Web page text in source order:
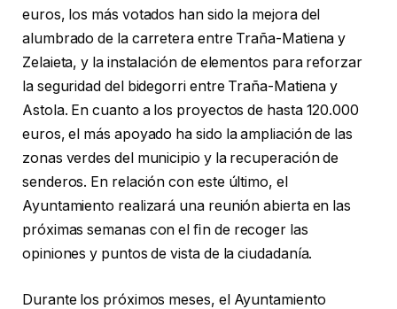
euros, los más votados han sido la mejora del
alumbrado de la carretera entre Traña-Matiena y
Zelaieta, y la instalación de elementos para reforzar
la seguridad del bidegorri entre Traña-Matiena y
Astola. En cuanto a los proyectos de hasta 120.000
euros, el más apoyado ha sido la ampliación de las
zonas verdes del municipio y la recuperación de
senderos. En relación con este último, el
Ayuntamiento realizará una reunión abierta en las
próximas semanas con el ﬁn de recoger las
opiniones y puntos de vista de la ciudadanía.
Durante los próximos meses, el Ayuntamiento